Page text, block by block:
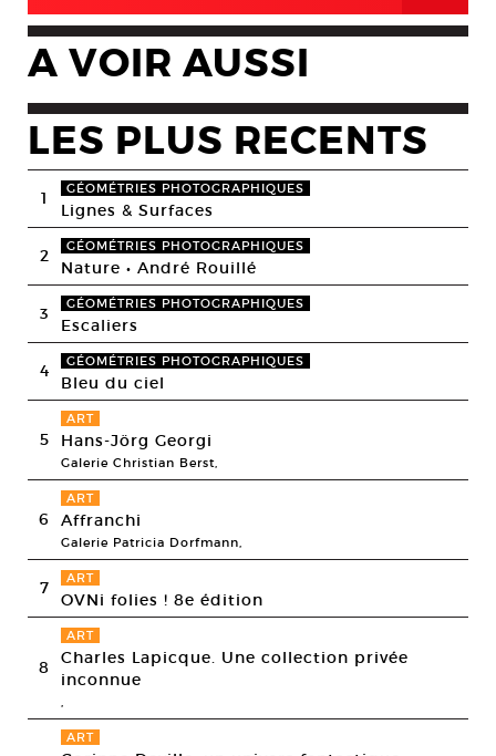
A VOIR AUSSI
LES PLUS RECENTS
1 GÉOMÉTRIES PHOTOGRAPHIQUES
Lignes & Surfaces
2 GÉOMÉTRIES PHOTOGRAPHIQUES
Nature • André Rouillé
3 GÉOMÉTRIES PHOTOGRAPHIQUES
Escaliers
4 GÉOMÉTRIES PHOTOGRAPHIQUES
Bleu du ciel
5
ART
Hans-Jörg Georgi
Galerie Christian Berst,
6
ART
Affranchi
Galerie Patricia Dorfmann,
7 ART
OVNi folies ! 8e édition
8
ART
Charles Lapicque. Une collection privée
inconnue
,
ART